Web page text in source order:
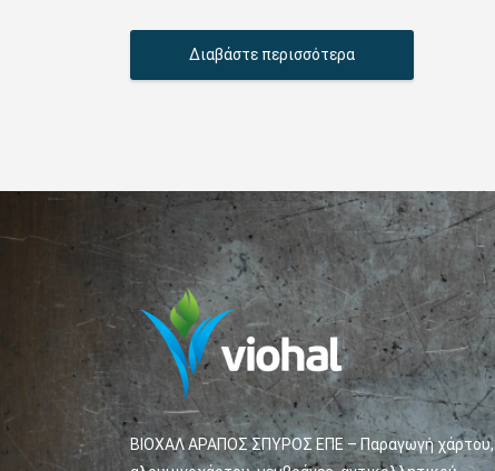
Διαβάστε περισσότερα
ΒΙΟΧΑΛ ΑΡΑΠΟΣ ΣΠΥΡΟΣ ΕΠΕ – Παραγωγή χάρτου,